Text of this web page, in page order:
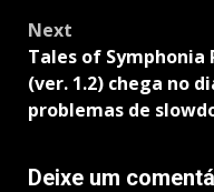
Next
Tales of
(ver. 1.2) chega no
problemas de
Deixe um